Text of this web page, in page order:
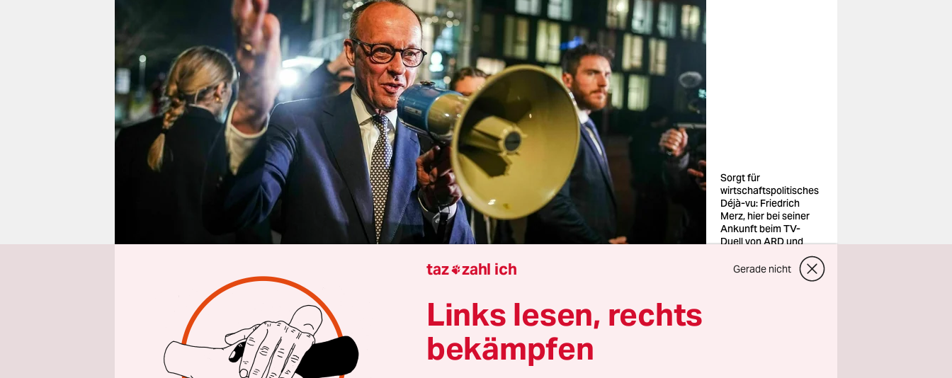
shop
fragen & hilfe
unterstützen
abo
genossenschaft
Sorgt für
wirtschaftspolitisches
Déjà-vu: Friedrich
Merz, hier bei seiner
Ankunft beim TV-
Duell von ARD und
Foto: Kay
Interview von Simon Poelchau
taz zahl ich Gerade nicht
Links lesen, rechts
bekämpfen